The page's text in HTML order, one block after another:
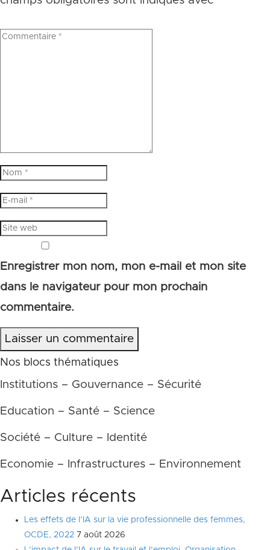
Enregistrer mon nom, mon e-mail et mon site
dans le navigateur pour mon prochain
commentaire.
Laisser un commentaire
Nos blocs thématiques
Institutions – Gouvernance – Sécurité
Education – Santé – Science
Société – Culture – Identité
Economie – Infrastructures – Environnement
Articles récents
Les effets de l’IA sur la vie professionnelle des femmes,
OCDE, 2022 7 août 2026